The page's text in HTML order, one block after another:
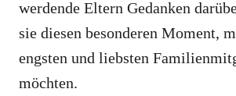
werdende Eltern Gedanken
sie diesen besonderen Moment,
engsten und liebsten
möchten.